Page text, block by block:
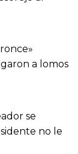
a lomos
se
no le